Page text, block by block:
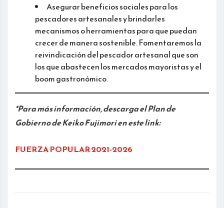
Asegurar beneficios sociales para los
pescadores artesanales y brindarles
mecanismos o herramientas para que puedan
crecer de manera sostenible. Fomentaremos la
reivindicación del pescador artesanal que son
los que abastecen los mercados mayoristas y el
boom gastronómico.
*Para más información, descarga el Plan de
Gobierno de Keiko Fujimori en este link:
FUERZA POPULAR 2021-2026